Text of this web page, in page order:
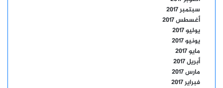
سبتمبر 2017
أغسطس 2017
يوليو 2017
يونيو 2017
مايو 2017
أبريل 2017
مارس 2017
فبراير 2017